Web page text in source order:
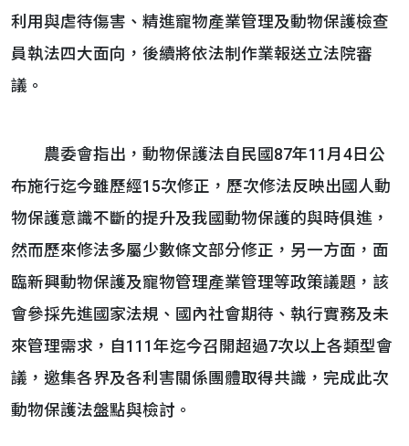
利用與虐待傷害、精進寵物產業管理及動物保護檢查
員執法四大面向，後續將依法制作業報送立法院審
議。
農委會指出，動物保護法自民國87年11月4日公
布施行迄今雖歷經15次修正，歷次修法反映出國人動
物保護意識不斷的提升及我國動物保護的與時俱進，
然而歷來修法多屬少數條文部分修正，另一方面，面
臨新興動物保護及寵物管理產業管理等政策議題，該
會參採先進國家法規、國內社會期待、執行實務及未
來管理需求，自111年迄今召開超過7次以上各類型會
議，邀集各界及各利害關係團體取得共識，完成此次
動物保護法盤點與檢討。